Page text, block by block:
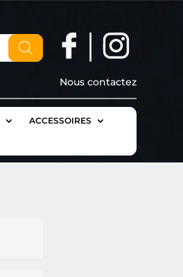
Nous contactez
ACCESSOIRES